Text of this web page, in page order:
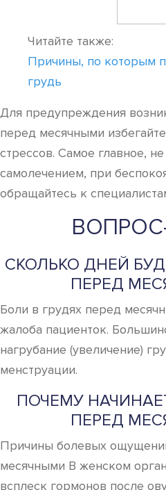
Читайте также:
Причины, по которым
грудь
Для предупреждения
перед месячными
стрессов. Самое главное,
самолечением, при
обращайтесь к
СКОЛЬКО ДНЕЙ
ПЕРЕД
Боли в грудях перед
жалоба пациенток.
нагрубание (увеличение)
менструации.
ПОЧЕМУ
ПЕРЕД
Причины болевых
месячными В женском
всплеск гормонов после